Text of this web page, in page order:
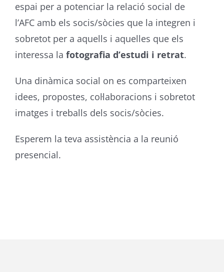
espai per a potenciar la relació social de
l’AFC amb els socis/sòcies que la integren i
sobretot per a aquells i aquelles que els
interessa la fotografia d’estudi i retrat.
Una dinàmica social on es comparteixen
idees, propostes, col·laboracions i sobretot
imatges i treballs dels socis/sòcies.
Esperem la teva assistència a la reunió
presencial.